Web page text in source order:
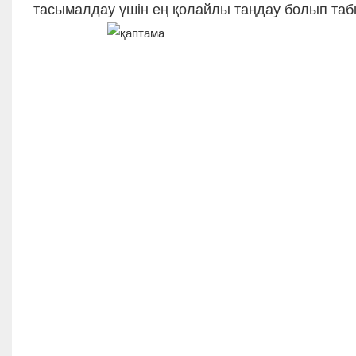
тасымалдау үшін ең қолайлы таңдау болып